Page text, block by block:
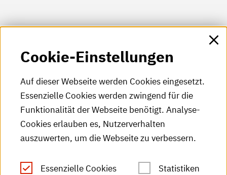
HKA-Shop
HKA-Videos
HKA-Podcast
HKA-Publikationen
RSS-Feed
Leichte Sprache
Cookie-Einstellungen
Auf dieser Webseite werden Cookies eingesetzt.
Essenzielle Cookies werden zwingend für die
Funktionalität der Webseite benötigt. Analyse-
Cookies erlauben es, Nutzerverhalten
auszuwerten, um die Webseite zu verbessern.
Essenzielle Cookies Statistiken